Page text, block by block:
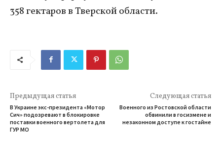
358 гектаров в Тверской области.
Предыдущая статья
В Украине экс-президента «Мотор
Сич» подозревают в блокировке
поставки военного вертолета для
ГУР МО
Следующая статья
Военного из Ростовской области
обвинили в госизмене и
незаконном доступе к гостайне